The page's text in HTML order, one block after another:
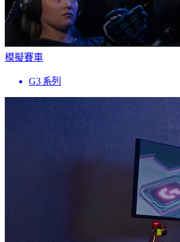
模擬賽車
G3 系列